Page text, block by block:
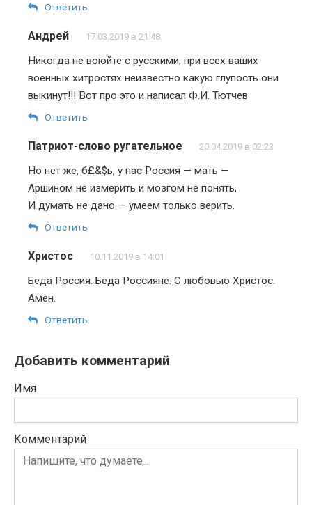
Ответить
Андрей 17.03.2019 в 21:48
Никогда не воюйте с русскими, при всех ваших
военных хитростях неизвестно какую глупость они
выкинут!!! Вот про это и написал Ф.И. Тютчев
Ответить
Патриот-слово ругательное 20.04.2019 в 02:23
Но нет же, б£&$ь, у нас Россия — мать —
Аршином не измерить и мозгом не понять,
И думать не дано — умеем только верить.
Ответить
Христос 10.11.2019 в 14:01
Беда Россия. Беда Россияне. С любовью Христос.
Амен.
Ответить
Добавить комментарий
Имя
Комментарий